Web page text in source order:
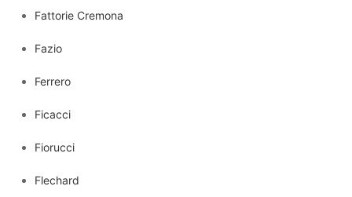
Fattorie Cremona
Fazio
Ferrero
Ficacci
Fiorucci
Flechard